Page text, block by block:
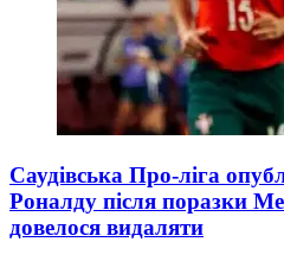
Саудівська Про-ліга
Роналду після поразки
довелося видаляти